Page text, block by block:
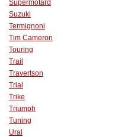
Supermotard
Suzuki
Termignoni
Tim Cameron
Touring
Trail
Travertson
Trial
Trike
Triumph
Tuning
Ural